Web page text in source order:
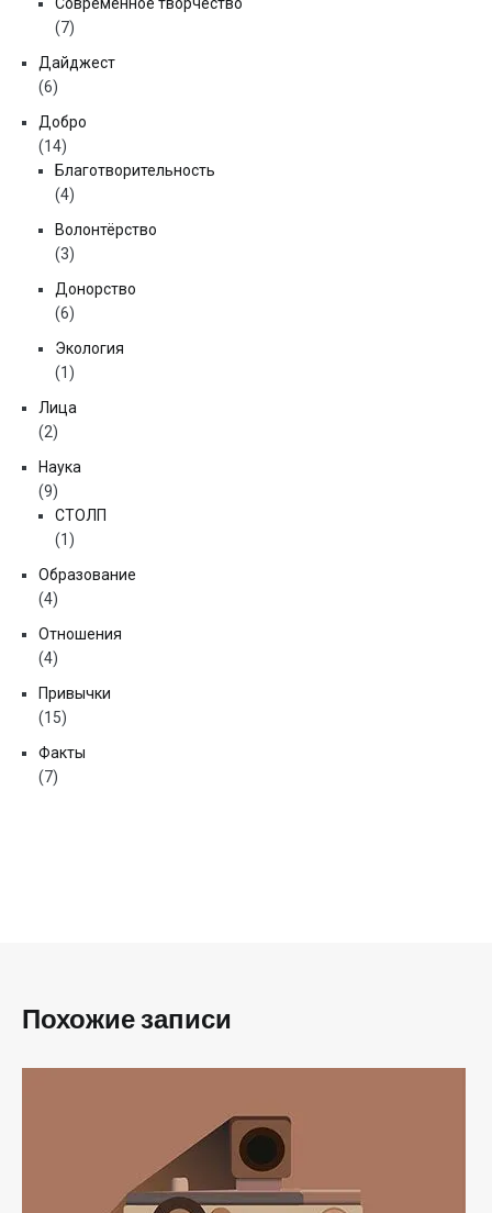
Современное творчество
(7)
Дайджест
(6)
Добро
(14)
Благотворительность
(4)
Волонтёрство
(3)
Донорство
(6)
Экология
(1)
Лица
(2)
Наука
(9)
СТОЛП
(1)
Образование
(4)
Отношения
(4)
Привычки
(15)
Факты
(7)
Похожие записи